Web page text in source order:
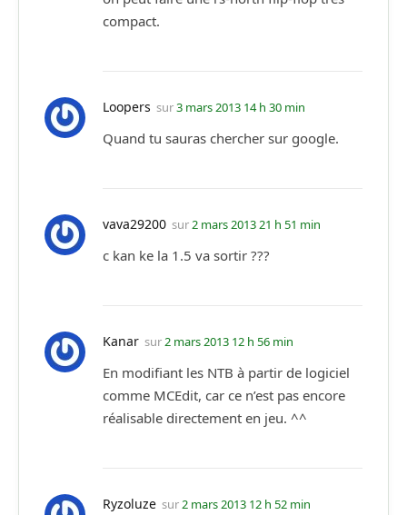
compact.
Loopers sur3 mars 2013 14 h 30 min
Quand tu sauras chercher sur google.
vava29200 sur2 mars 2013 21 h 51 min
c kan ke la 1.5 va sortir ???
Kanar sur2 mars 2013 12 h 56 min
En modifiant les NTB à partir de logiciel
comme MCEdit, car ce n’est pas encore
réalisable directement en jeu. ^^
Ryzoluze sur2 mars 2013 12 h 52 min